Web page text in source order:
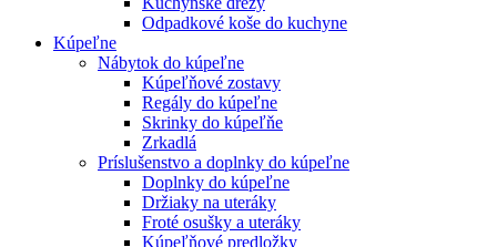
Odpadkové koše do kuchyne
Kúpeľne
Nábytok do kúpeľne
Kúpeľňové zostavy
Regály do kúpeľne
Skrinky do kúpeľňe
Zrkadlá
Príslušenstvo a doplnky do kúpeľne
Doplnky do kúpeľne
Držiaky na uteráky
Froté osušky a uteráky
Kúpeľňové predložky